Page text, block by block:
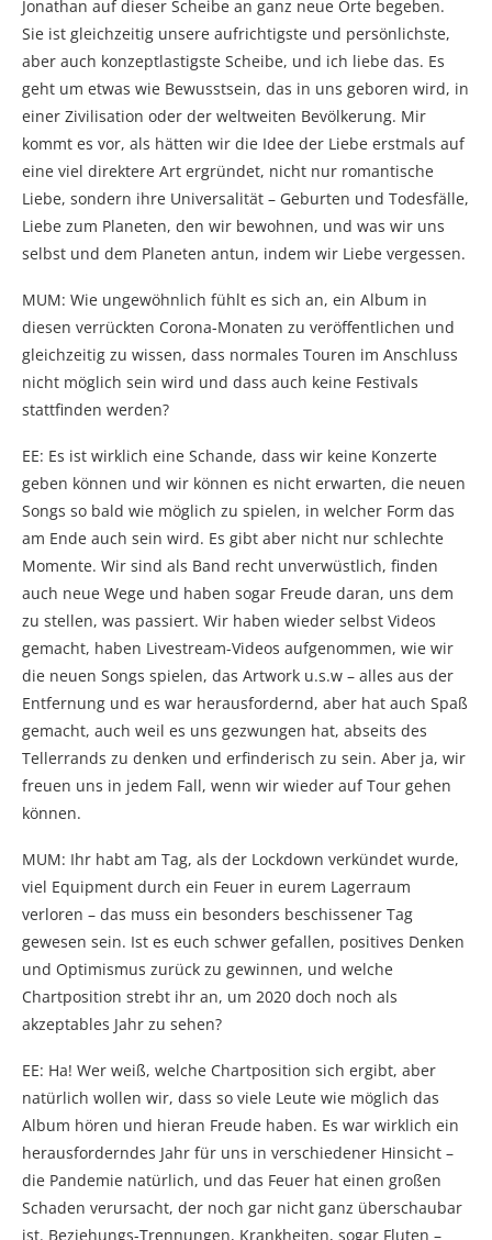
Jonathan auf dieser Scheibe an ganz neue Orte begeben.
Sie ist gleichzeitig unsere aufrichtigste und persönlichste,
aber auch konzeptlastigste Scheibe, und ich liebe das. Es
geht um etwas wie Bewusstsein, das in uns geboren wird, in
einer Zivilisation oder der weltweiten Bevölkerung. Mir
kommt es vor, als hätten wir die Idee der Liebe erstmals auf
eine viel direktere Art ergründet, nicht nur romantische
Liebe, sondern ihre Universalität – Geburten und Todesfälle,
Liebe zum Planeten, den wir bewohnen, und was wir uns
selbst und dem Planeten antun, indem wir Liebe vergessen.
MUM: Wie ungewöhnlich fühlt es sich an, ein Album in
diesen verrückten Corona-Monaten zu veröffentlichen und
gleichzeitig zu wissen, dass normales Touren im Anschluss
nicht möglich sein wird und dass auch keine Festivals
stattfinden werden?
EE: Es ist wirklich eine Schande, dass wir keine Konzerte
geben können und wir können es nicht erwarten, die neuen
Songs so bald wie möglich zu spielen, in welcher Form das
am Ende auch sein wird. Es gibt aber nicht nur schlechte
Momente. Wir sind als Band recht unverwüstlich, finden
auch neue Wege und haben sogar Freude daran, uns dem
zu stellen, was passiert. Wir haben wieder selbst Videos
gemacht, haben Livestream-Videos aufgenommen, wie wir
die neuen Songs spielen, das Artwork u.s.w – alles aus der
Entfernung und es war herausfordernd, aber hat auch Spaß
gemacht, auch weil es uns gezwungen hat, abseits des
Tellerrands zu denken und erfinderisch zu sein. Aber ja, wir
freuen uns in jedem Fall, wenn wir wieder auf Tour gehen
können.
MUM: Ihr habt am Tag, als der Lockdown verkündet wurde,
viel Equipment durch ein Feuer in eurem Lagerraum
verloren – das muss ein besonders beschissener Tag
gewesen sein. Ist es euch schwer gefallen, positives Denken
und Optimismus zurück zu gewinnen, und welche
Chartposition strebt ihr an, um 2020 doch noch als
akzeptables Jahr zu sehen?
EE: Ha! Wer weiß, welche Chartposition sich ergibt, aber
natürlich wollen wir, dass so viele Leute wie möglich das
Album hören und hieran Freude haben. Es war wirklich ein
herausforderndes Jahr für uns in verschiedener Hinsicht –
die Pandemie natürlich, und das Feuer hat einen großen
Schaden verursacht, der noch gar nicht ganz überschaubar
ist. Beziehungs-Trennungen, Krankheiten, sogar Fluten –